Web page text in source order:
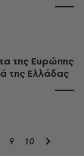
της Ευρώπης
της Ελλάδας
9 10